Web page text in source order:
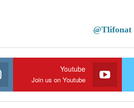
@Tlifonat
Youtube
Join us on Youtube